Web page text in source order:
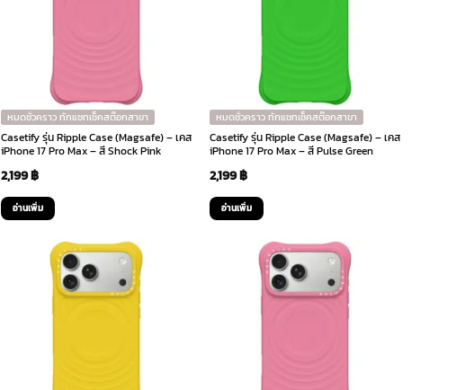
หมดชั่วคราว ทักแชทเช็คสต๊อกสาขา
Casetify รุ่น Ripple Case (Magsafe) – เคส
iPhone 17 Pro Max – สี Shock Pink
2,199฿
อ่านเพิ่ม
หมดชั่วคราว ทักแชทเช็คสต๊อกสาขา
Casetify รุ่น Ripple Case (Magsafe) – เคส
iPhone 17 Pro Max – สี Pulse Green
2,199฿
อ่านเพิ่ม